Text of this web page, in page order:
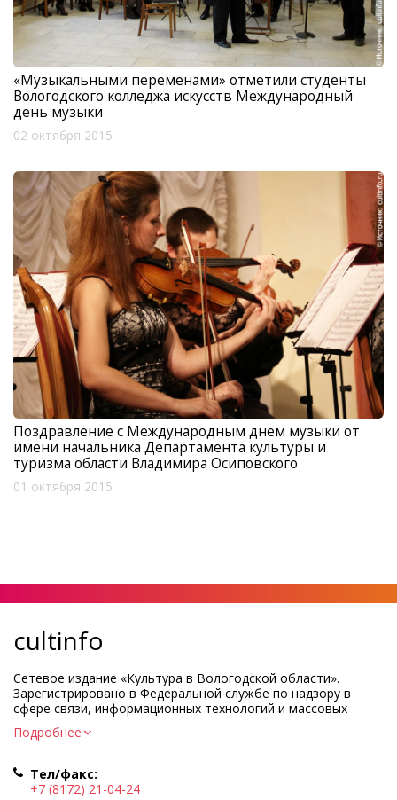
«Музыкальными переменами» отметили студенты
Вологодского колледжа искусств Международный
день музыки
02 октября 2015
Поздравление с Международным днем музыки от
имени начальника Департамента культуры и
туризма области Владимира Осиповского
01 октября 2015
cultinfo
Сетевое издание «Культура в Вологодской области».
Зарегистрировано в Федеральной службе по надзору в
сфере связи, информационных технологий и массовых
коммуникаций.
Регистрационный номер и дата принятия решения о
Учредитель КУ ВО «Информационно-аналитический центр
Подробнее
Тел/факс:
+7 (8172) 21-04-24